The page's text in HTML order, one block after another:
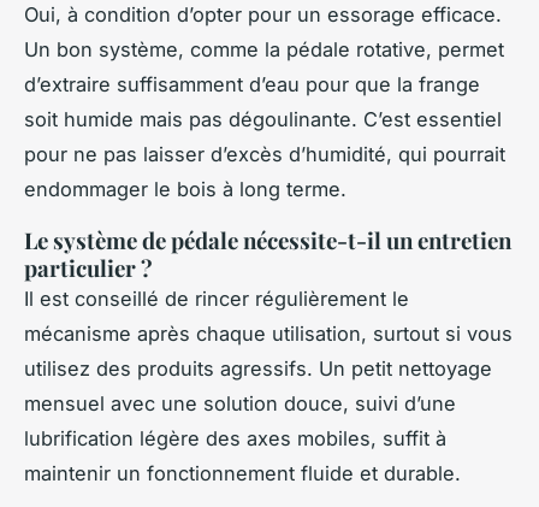
Oui, à condition d’opter pour un essorage efficace.
Un bon système, comme la pédale rotative, permet
d’extraire suffisamment d’eau pour que la frange
soit humide mais pas dégoulinante. C’est essentiel
pour ne pas laisser d’excès d’humidité, qui pourrait
endommager le bois à long terme.
Le système de pédale nécessite-t-il un entretien
particulier ?
Il est conseillé de rincer régulièrement le
mécanisme après chaque utilisation, surtout si vous
utilisez des produits agressifs. Un petit nettoyage
mensuel avec une solution douce, suivi d’une
lubrification légère des axes mobiles, suffit à
maintenir un fonctionnement fluide et durable.